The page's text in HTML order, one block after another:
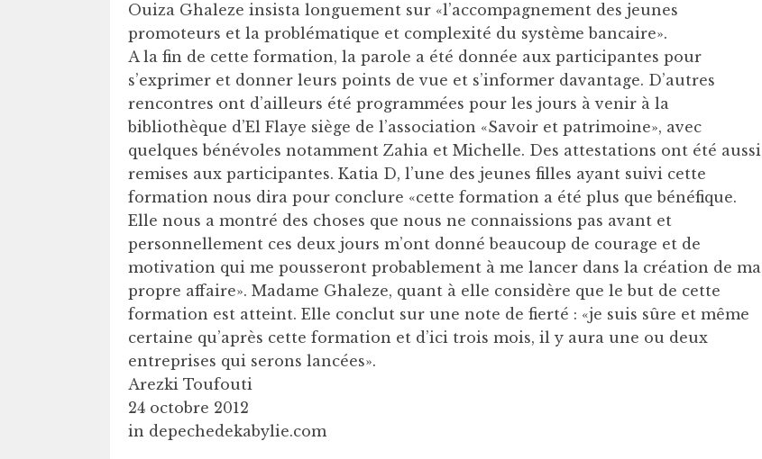
Ouiza Ghaleze insista longuement sur «l’accompagnement des jeunes
promoteurs et la problématique et complexité du système bancaire».
A la fin de cette formation, la parole a été donnée aux participantes pour
s’exprimer et donner leurs points de vue et s’informer davantage. D’autres
rencontres ont d’ailleurs été programmées pour les jours à venir à la
bibliothèque d’El Flaye siège de l’association «Savoir et patrimoine», avec
quelques bénévoles notamment Zahia et Michelle. Des attestations ont été aussi
remises aux participantes. Katia D, l’une des jeunes filles ayant suivi cette
formation nous dira pour conclure «cette formation a été plus que bénéfique.
Elle nous a montré des choses que nous ne connaissions pas avant et
personnellement ces deux jours m’ont donné beaucoup de courage et de
motivation qui me pousseront probablement à me lancer dans la création de ma
propre affaire». Madame Ghaleze, quant à elle considère que le but de cette
formation est atteint. Elle conclut sur une note de fierté : «je suis sûre et même
certaine qu’après cette formation et d’ici trois mois, il y aura une ou deux
entreprises qui serons lancées».
Arezki Toufouti
24 octobre 2012
in depechedekabylie.com